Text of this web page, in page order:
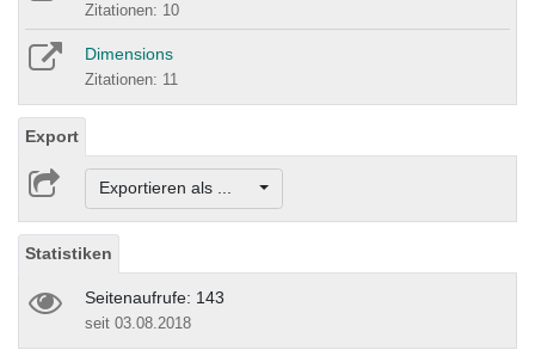
Zitationen: 10
Dimensions
Zitationen: 11
Export
Exportieren als ...
Statistiken
Seitenaufrufe: 143
seit 03.08.2018